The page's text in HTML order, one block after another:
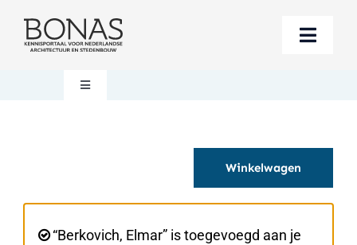
naar
Toggle
Berichten
Steun BONAS
Toggle
Winkelwagen
Winkelwagen
“Berkovich, Elmar” is toegevoegd aan je